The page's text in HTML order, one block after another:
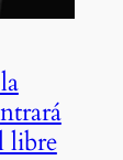
libre